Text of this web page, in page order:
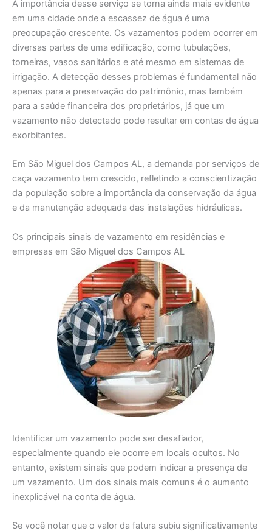
A importância desse serviço se torna ainda mais evidente
em uma cidade onde a escassez de água é uma
preocupação crescente. Os vazamentos podem ocorrer em
diversas partes de uma edificação, como tubulações,
torneiras, vasos sanitários e até mesmo em sistemas de
irrigação. A detecção desses problemas é fundamental não
apenas para a preservação do patrimônio, mas também
para a saúde financeira dos proprietários, já que um
vazamento não detectado pode resultar em contas de água
exorbitantes.
Em São Miguel dos Campos AL, a demanda por serviços de
caça vazamento tem crescido, refletindo a conscientização
da população sobre a importância da conservação da água
e da manutenção adequada das instalações hidráulicas.
Os principais sinais de vazamento em residências e
empresas em São Miguel dos Campos AL
Identificar um vazamento pode ser desafiador,
especialmente quando ele ocorre em locais ocultos. No
entanto, existem sinais que podem indicar a presença de
um vazamento. Um dos sinais mais comuns é o aumento
inexplicável na conta de água.
Se você notar que o valor da fatura subiu significativamente